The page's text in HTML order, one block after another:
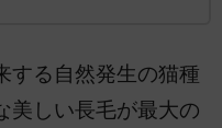
する自然発生の猫種
美しい長毛が最大の